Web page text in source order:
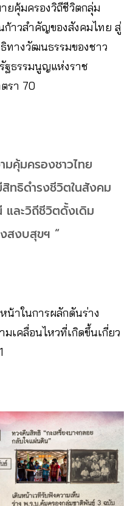
ยคุ้มครองวิถีชีวิตกลุ่ม
าวสำคัญของสังคมไทย สู่
ทางวัฒนธรรมของชาว
ฐธรรมนูญแห่งราช
รา 70
มคุ้มครองชาวไทย
ทธิดํารงชีวิตในสังคม
ละวิถีชีวิตดั้งเดิม
สงบสุขฯ “
น้าในการผลักดันร่าง
เคลื่อนไหวที่เกิดขึ้นเกี่ยว